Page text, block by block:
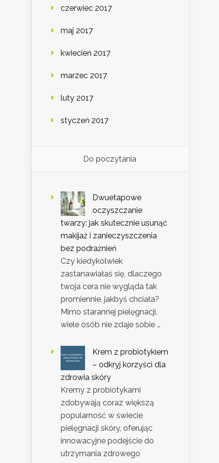
czerwiec 2017
maj 2017
kwiecień 2017
marzec 2017
luty 2017
styczeń 2017
Do poczytania
Dwuetapowe
oczyszczanie
twarzy: jak skutecznie usunąć
makijaż i zanieczyszczenia
bez podrażnień
Czy kiedykolwiek
zastanawiałaś się, dlaczego
twoja cera nie wygląda tak
promiennie, jakbyś chciała?
Mimo starannej pielęgnacji,
wiele osób nie zdaje sobie …
Krem z probiotykiem
– odkryj korzyści dla
zdrowia skóry
Kremy z probiotykami
zdobywają coraz większą
popularność w świecie
pielęgnacji skóry, oferując
innowacyjne podejście do
utrzymania zdrowego